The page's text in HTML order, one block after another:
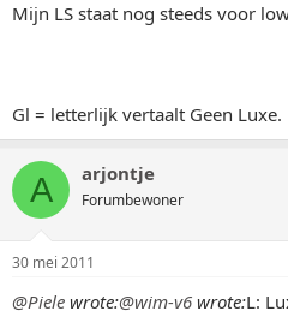
Mijn LS staat nog steeds voor
Gl = letterlijk vertaalt Geen Luxe.
A arjontje
Forumbewoner
30 mei 2011
@Piele wrote:@wim-v6 wrote:L: